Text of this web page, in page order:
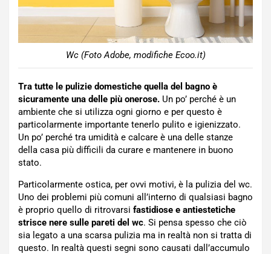
Wc (Foto Adobe, modifiche Ecoo.it)
Tra tutte le pulizie domestiche quella del bagno è
sicuramente una delle più onerose. Un po’ perché è un
ambiente che si utilizza ogni giorno e per questo è
particolarmente importante tenerlo pulito e igienizzato.
Un po’ perché tra umidità e calcare è una delle stanze
della casa più difficili da curare e mantenere in buono
stato.
Particolarmente ostica, per ovvi motivi, è la pulizia del wc.
Uno dei problemi più comuni all’interno di qualsiasi bagno
è proprio quello di ritrovarsi fastidiose e antiestetiche
strisce nere sulle pareti del wc. Si pensa spesso che ciò
sia legato a una scarsa pulizia ma in realtà non si tratta di
questo. In realtà questi segni sono causati dall’accumulo